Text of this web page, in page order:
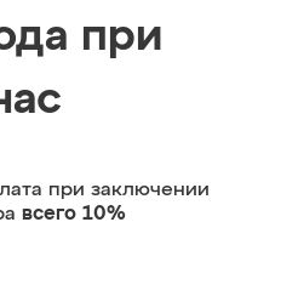
при
при заключении
всего 10%